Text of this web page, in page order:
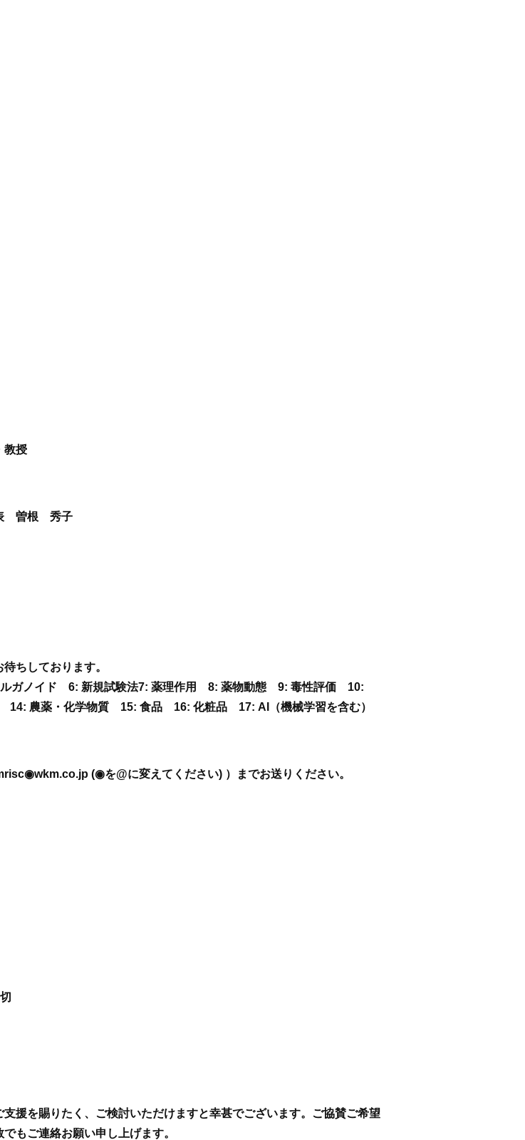
教授
表 曽根 秀子
ちしております。
ノイド 6: 新規試験法7: 薬理作用 8: 薬物動態 9: 毒性評価 10:
農薬・化学物質 15: 食品 16: 化粧品 17: AI（機械学習を含む）
(◉を@に変えてください) ）までお送りください。
援を賜りたく、ご検討いただけますと幸甚でございます。ご協賛ご希望
もご連絡お願い申し上げます。